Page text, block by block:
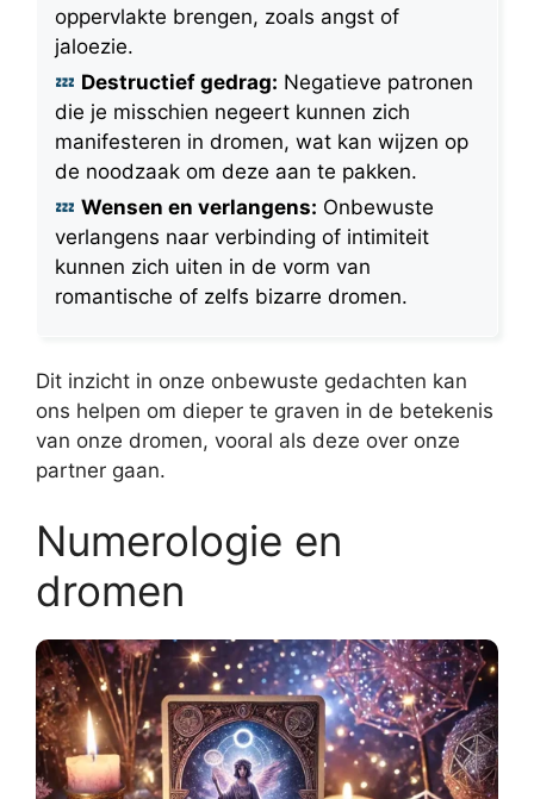
oppervlakte brengen, zoals angst of
jaloezie.
Destructief gedrag: Negatieve patronen
die je misschien negeert kunnen zich
manifesteren in dromen, wat kan wijzen op
de noodzaak om deze aan te pakken.
Wensen en verlangens: Onbewuste
verlangens naar verbinding of intimiteit
kunnen zich uiten in de vorm van
romantische of zelfs bizarre dromen.
Dit inzicht in onze onbewuste gedachten kan
ons helpen om dieper te graven in de betekenis
van onze dromen, vooral als deze over onze
partner gaan.
Numerologie en
dromen